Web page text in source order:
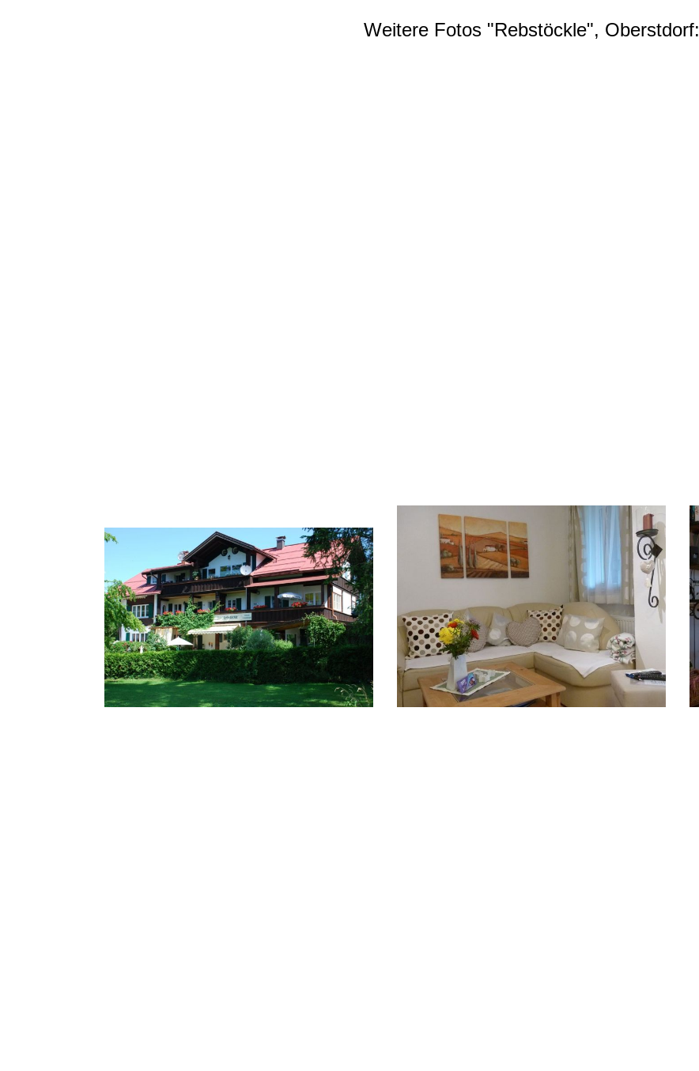
Weitere Fotos "Rebstöckle", Oberstdorf: